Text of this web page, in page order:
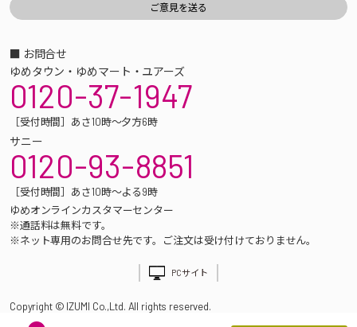
■ お問合せ
ゆめタウン・ゆめマート・ユアーズ
0120-37-1947
［受付時間］あさ10時～夕方6時
サニー
0120-93-8851
［受付時間］あさ10時～よる9時
ゆめオンラインカスタマーセンター
※通話料は無料です。
※ネット専用のお問合せ先です。ご注文は受け付けておりません。
PCサイト
Copyright © IZUMI Co.,Ltd. All rights reserved.